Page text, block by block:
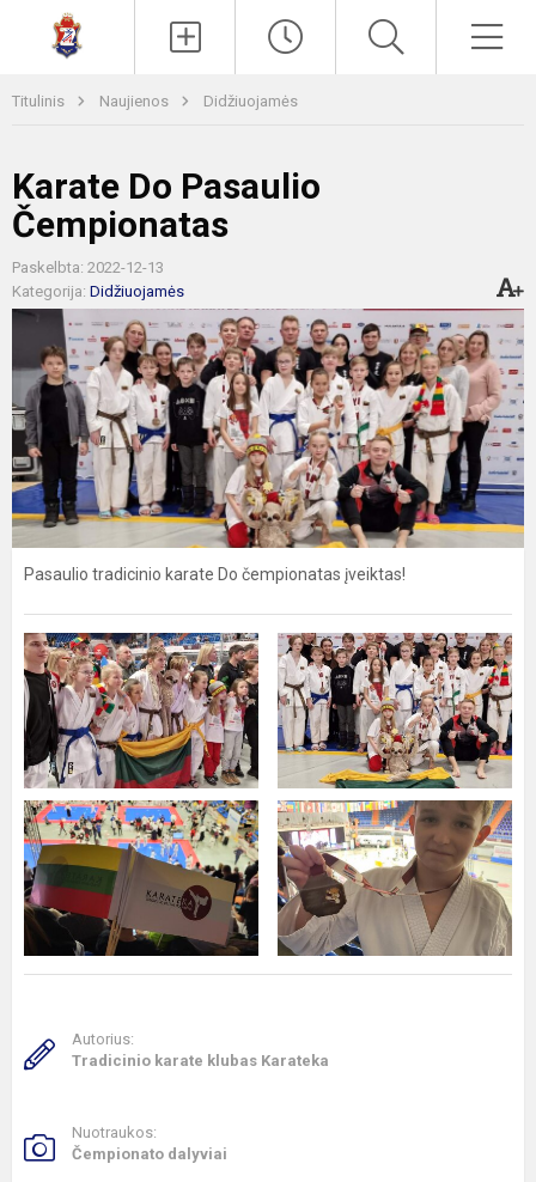
Titulinis Naujienos Didžiuojamės
Karate Do Pasaulio
Čempionatas
Paskelbta: 2022-12-13
Kategorija: Didžiuojamės
Pasaulio tradicinio karate Do čempionatas įveiktas!
Autorius:
Tradicinio karate klubas Karateka
Nuotraukos:
Čempionato dalyviai